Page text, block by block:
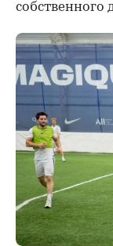
собственного